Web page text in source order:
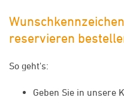
reservieren
So geht's:
Geben Sie in unsere